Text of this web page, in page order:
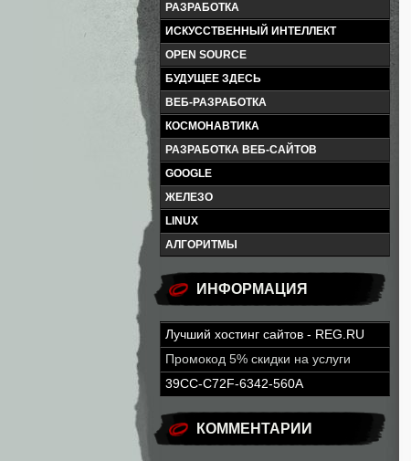
РАЗРАБОТКА
ИСКУССТВЕННЫЙ ИНТЕЛЛЕКТ
OPEN SOURCE
БУДУЩЕЕ ЗДЕСЬ
ВЕБ-РАЗРАБОТКА
КОСМОНАВТИКА
РАЗРАБОТКА ВЕБ-САЙТОВ
GOOGLE
ЖЕЛЕЗО
LINUX
АЛГОРИТМЫ
ИНФОРМАЦИЯ
Лучший хостинг сайтов - REG.RU
Промокод 5% скидки на услуги
39CC-C72F-6342-560A
КОММЕНТАРИИ